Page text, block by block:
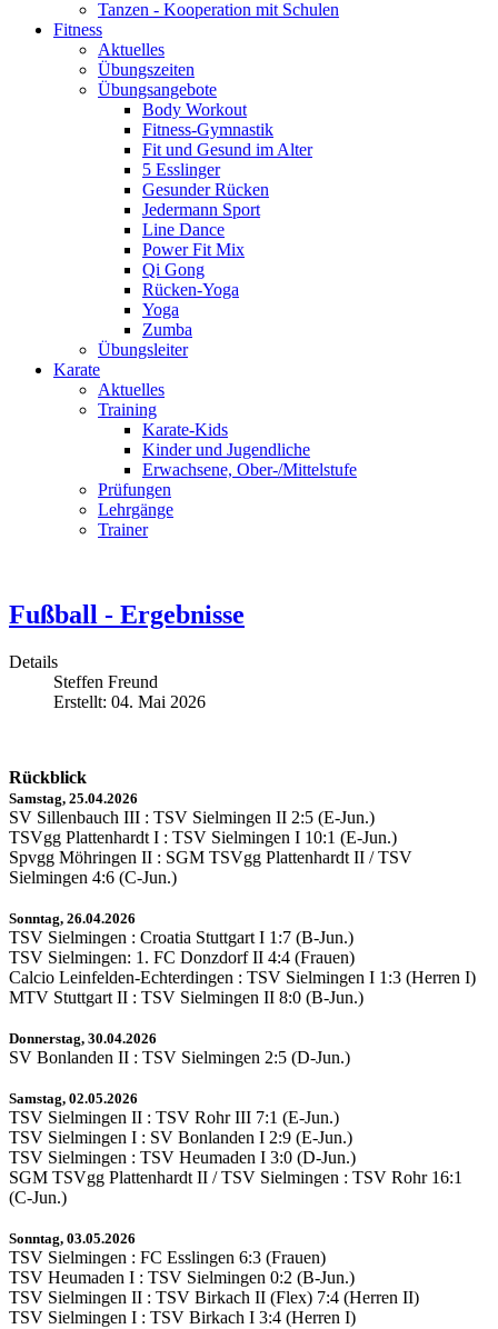
Tanzen - Kooperation mit Schulen
Fitness
Aktuelles
Übungszeiten
Übungsangebote
Body Workout
Fitness-Gymnastik
Fit und Gesund im Alter
5 Esslinger
Gesunder Rücken
Jedermann Sport
Line Dance
Power Fit Mix
Qi Gong
Rücken-Yoga
Yoga
Zumba
Übungsleiter
Karate
Aktuelles
Training
Karate-Kids
Kinder und Jugendliche
Erwachsene, Ober-/Mittelstufe
Prüfungen
Lehrgänge
Trainer
Fußball - Ergebnisse
Details
Steffen Freund
Erstellt: 04. Mai 2026
Rückblick
Samstag, 25.04.2026
SV Sillenbauch III : TSV Sielmingen II 2:5 (E-Jun.)
TSVgg Plattenhardt I : TSV Sielmingen I 10:1 (E-Jun.)
Spvgg Möhringen II : SGM TSVgg Plattenhardt II / TSV
Sielmingen 4:6 (C-Jun.)
Sonntag, 26.04.2026
TSV Sielmingen : Croatia Stuttgart I 1:7 (B-Jun.)
TSV Sielmingen: 1. FC Donzdorf II 4:4 (Frauen)
Calcio Leinfelden-Echterdingen : TSV Sielmingen I 1:3 (Herren I)
MTV Stuttgart II : TSV Sielmingen II 8:0 (B-Jun.)
Donnerstag, 30.04.2026
SV Bonlanden II : TSV Sielmingen 2:5 (D-Jun.)
Samstag, 02.05.2026
TSV Sielmingen II : TSV Rohr III 7:1 (E-Jun.)
TSV Sielmingen I : SV Bonlanden I 2:9 (E-Jun.)
TSV Sielmingen : TSV Heumaden I 3:0 (D-Jun.)
SGM TSVgg Plattenhardt II / TSV Sielmingen : TSV Rohr 16:1
(C-Jun.)
Sonntag, 03.05.2026
TSV Sielmingen : FC Esslingen 6:3 (Frauen)
TSV Heumaden I : TSV Sielmingen 0:2 (B-Jun.)
TSV Sielmingen II : TSV Birkach II (Flex) 7:4 (Herren II)
TSV Sielmingen I : TSV Birkach I 3:4 (Herren I)